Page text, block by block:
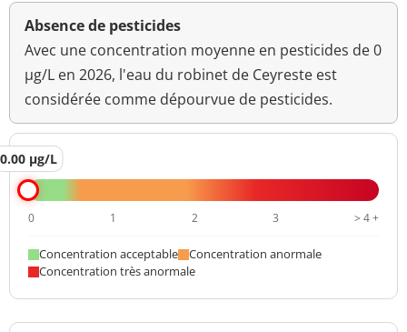
Absence de pesticides
Avec une concentration moyenne en pesticides de 0
µg/L en 2026, l'eau du robinet de Ceyreste est
considérée comme dépourvue de pesticides.
0.00 µg/L
0 1 2 3 > 4 +
Concentration acceptable
Concentration anormale
Concentration très anormale